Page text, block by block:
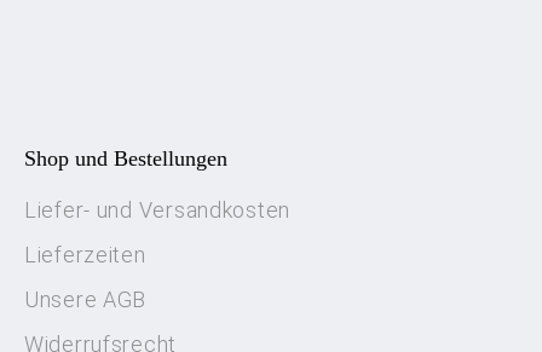
Shop und Bestellungen
Liefer- und Versandkosten
Lieferzeiten
Unsere AGB
Widerrufsrecht